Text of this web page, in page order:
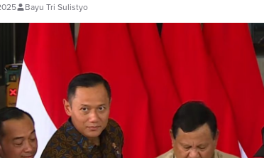
Bayu Tri Sulistyo